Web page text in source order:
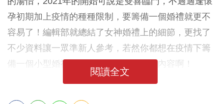
孕初期加上疫情的種種限制，要籌備一個婚禮就更不
容易了！編輯部就總結了女神婚禮上的細節，更找了
不少資料讓一眾準新人參考，若然你都想在疫情下籌
備一個小型婚禮，絕對不能錯過以下的內容啊！
閱讀全文